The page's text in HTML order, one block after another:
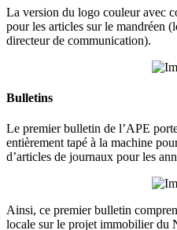
La version du logo couleur avec
pour les articles sur le mandréen
directeur de communication).
Bulletins
Le premier bulletin de l’APE
entièrement tapé à la machine
d’articles de journaux pour les
Ainsi, ce premier bulletin
locale sur le projet immobilier du